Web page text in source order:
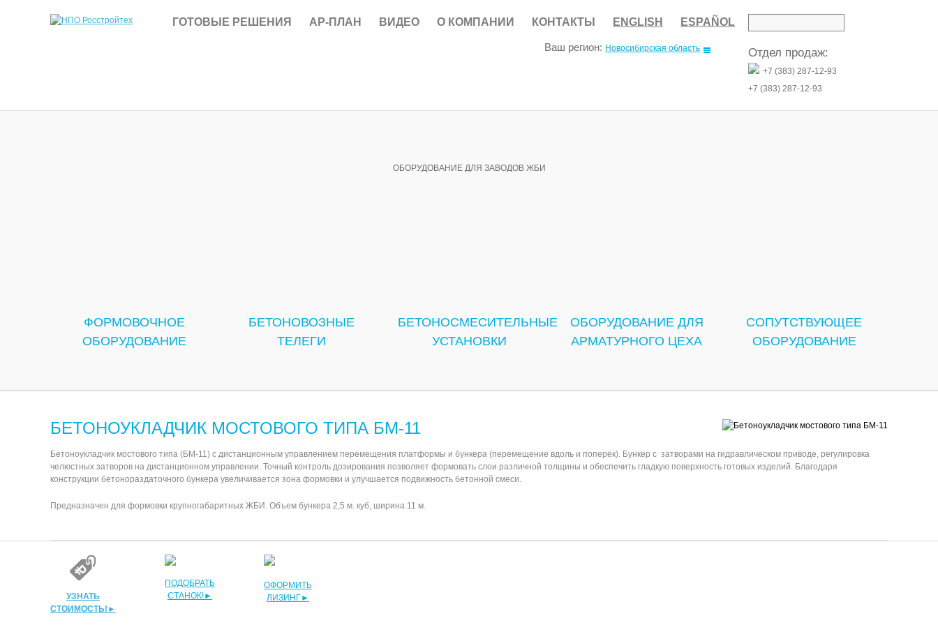
ГОТОВЫЕ РЕШЕНИЯ АР-ПЛАН ВИДЕО О КОМПАНИИ КОНТАКТЫ ENGLISH ESPAÑOL
Ваш регион: Новосибирская область Отдел продаж:
+7 (383) 287-12-93
+7 (383) 287-12-93
ОБОРУДОВАНИЕ ДЛЯ ЗАВОДОВ ЖБИ
ФОРМОВОЧНОЕ
ОБОРУДОВАНИЕ
БЕТОНОВОЗНЫЕ
ТЕЛЕГИ
БЕТОНОСМЕСИТЕЛЬНЫЕ
УСТАНОВКИ
ОБОРУДОВАНИЕ ДЛЯ
АРМАТУРНОГО ЦЕХА
СОПУТСТВУЮЩЕЕ
ОБОРУДОВАНИЕ
БЕТОНОУКЛАДЧИК МОСТОВОГО ТИПА БМ-11
Бетоноукладчик мостового типа (БМ-11) с дистанционным управлением перемещения платформы и бункера (перемещение вдоль и поперёк). Бункер с затворами на гидравлическом приводе, регулировка
челюстных затворов на дистанционном управлении. Точный контроль дозирования позволяет формовать слои различной толщины и обеспечить гладкую поверхность готовых изделий. Благодаря
конструкции бетонораздаточного бункера увеличивается зона формовки и улучшается подвижность бетонной смеси.
Предназначен для формовки крупногабаритных ЖБИ. Объем бункера 2,5 м. куб, ширина 11 м.
УЗНАТЬ
СТОИМОСТЬ!►
ПОДОБРАТЬ
СТАНОК!►
ОФОРМИТЬ
ЛИЗИНГ►